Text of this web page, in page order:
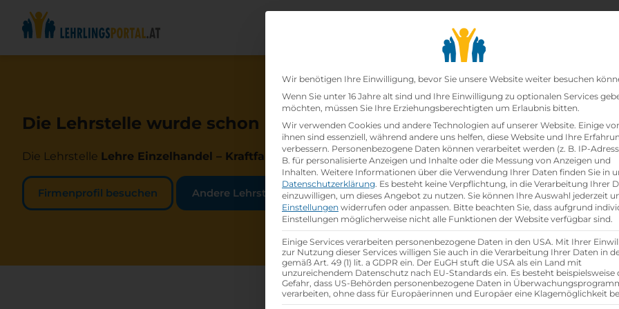
Lehrbetriebesearch
Die Lehrstelle wurde schon besetzt!
Die Lehrstelle Lehre Einzelhandel – Kraftfahrzeuge und ErsatzteilebeiRaiffeisen-Lagerhaus
Firmenprofil besuchen Andere Lehrstelle suchen
Datenschutz-
Wir benötigen Ihre Einwilligung, bevor Sie unsere Website weiter besuchen
Wenn Sie unter 16 Jahre alt sind und Ihre Einwilligung zu optionalen Services
möchten, müssen Sie Ihre Erziehungsberechtigten um Erlaubnis bitten.
Wir verwenden Cookies und andere Technologien auf unserer Website. Einige
ihnen sind essenziell, während andere uns helfen, diese Website und Ihre
verbessern. Personenbezogene Daten können verarbeitet werden (z. B. IP-
B. für personalisierte Anzeigen und Inhalte oder die Messung von Anzeigen und
Inhalten. Weitere Informationen über die Verwendung Ihrer Daten finden Sie in
Datenschutzerklärung. Es besteht keine Verpflichtung, in die Verarbeitung Ihrer
einzuwilligen, um dieses Angebot zu nutzen. Sie können Ihre Auswahl jederzeit
Einstellungen widerrufen oder anpassen. Bitte beachten Sie, dass aufgrund
Einstellungen möglicherweise nicht alle Funktionen der Website verfügbar sind.
Einige Services verarbeiten personenbezogene Daten in den USA. Mit Ihrer
zur Nutzung dieser Services willigen Sie auch in die Verarbeitung Ihrer Daten in
gemäß Art. 49 (1) lit. a GDPR ein. Der EuGH stuft die USA als ein Land mit
unzureichendem Datenschutz nach EU-Standards ein. Es besteht beispielsweise
Gefahr, dass US-Behörden personenbezogene Daten in
verarbeiten, ohne dass für Europäerinnen und Europäer eine Klagemöglichkeit